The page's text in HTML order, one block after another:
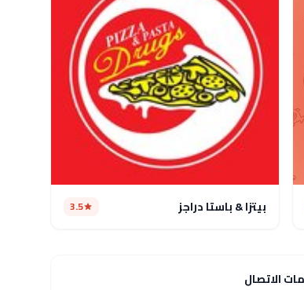
بيتزا & باستا دراجز 3.5
الاتصال